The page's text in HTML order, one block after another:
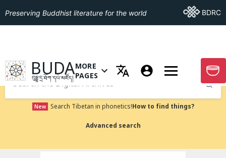
Preserving Buddhist literature for the world Go ToBDRC
GO TO HOMEPAGE
BUDA
བུདྡྷ་དྲ་ཐོག་དཔེ་མཛོད།
OPEN MENU OF MORE PAGES
MORE
PAGES
GO
Submit
New Search Tibetan in phonetics!How to find things?
Advanced search